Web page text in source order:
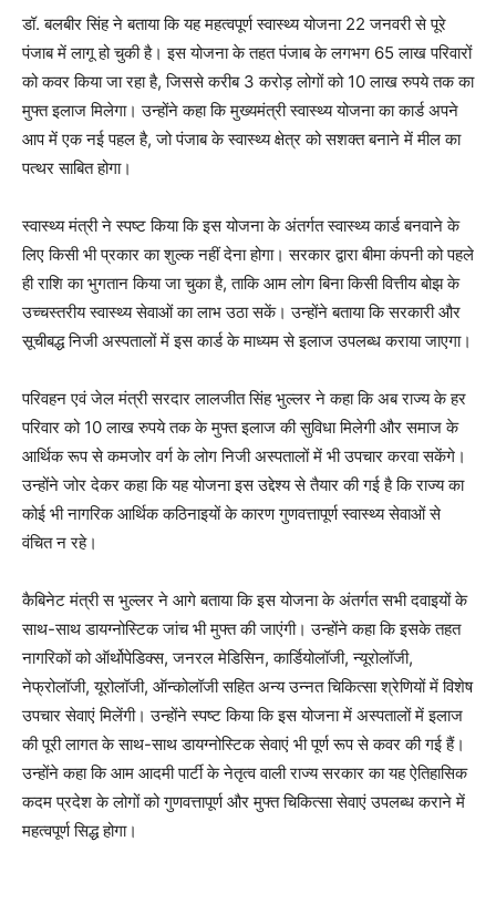
डॉ. बलबीर सिंह ने बताया कि यह महत्वपूर्ण स्वास्थ्य योजना 22 जनवरी से पूरे
पंजाब में लागू हो चुकी है। इस योजना के तहत पंजाब के लगभग 65 लाख परिवारों
को कवर किया जा रहा है, जिससे करीब 3 करोड़ लोगों को 10 लाख रुपये तक का
मुफ्त इलाज मिलेगा। उन्होंने कहा कि मुख्यमंत्री स्वास्थ्य योजना का कार्ड अपने
आप में एक नई पहल है, जो पंजाब के स्वास्थ्य क्षेत्र को सशक्त बनाने में मील का
पत्थर साबित होगा।
स्वास्थ्य मंत्री ने स्पष्ट किया कि इस योजना के अंतर्गत स्वास्थ्य कार्ड बनवाने के
लिए किसी भी प्रकार का शुल्क नहीं देना होगा। सरकार द्वारा बीमा कंपनी को पहले
ही राशि का भुगतान किया जा चुका है, ताकि आम लोग बिना किसी वित्तीय बोझ के
उच्चस्तरीय स्वास्थ्य सेवाओं का लाभ उठा सकें। उन्होंने बताया कि सरकारी और
सूचीबद्ध निजी अस्पतालों में इस कार्ड के माध्यम से इलाज उपलब्ध कराया जाएगा।
परिवहन एवं जेल मंत्री सरदार लालजीत सिंह भुल्लर ने कहा कि अब राज्य के हर
परिवार को 10 लाख रुपये तक के मुफ्त इलाज की सुविधा मिलेगी और समाज के
आर्थिक रूप से कमजोर वर्ग के लोग निजी अस्पतालों में भी उपचार करवा सकेंगे।
उन्होंने जोर देकर कहा कि यह योजना इस उद्देश्य से तैयार की गई है कि राज्य का
कोई भी नागरिक आर्थिक कठिनाइयों के कारण गुणवत्तापूर्ण स्वास्थ्य सेवाओं से
वंचित न रहे।
कैबिनेट मंत्री स भुल्लर ने आगे बताया कि इस योजना के अंतर्गत सभी दवाइयों के
साथ-साथ डायग्नोस्टिक जांच भी मुफ्त की जाएंगी। उन्होंने कहा कि इसके तहत
नागरिकों को ऑर्थोपेडिक्स, जनरल मेडिसिन, कार्डियोलॉजी, न्यूरोलॉजी,
नेफ्रोलॉजी, यूरोलॉजी, ऑन्कोलॉजी सहित अन्य उन्नत चिकित्सा श्रेणियों में विशेष
उपचार सेवाएं मिलेंगी। उन्होंने स्पष्ट किया कि इस योजना में अस्पतालों में इलाज
की पूरी लागत के साथ-साथ डायग्नोस्टिक सेवाएं भी पूर्ण रूप से कवर की गई हैं।
उन्होंने कहा कि आम आदमी पार्टी के नेतृत्व वाली राज्य सरकार का यह ऐतिहासिक
कदम प्रदेश के लोगों को गुणवत्तापूर्ण और मुफ्त चिकित्सा सेवाएं उपलब्ध कराने में
महत्वपूर्ण सिद्ध होगा।